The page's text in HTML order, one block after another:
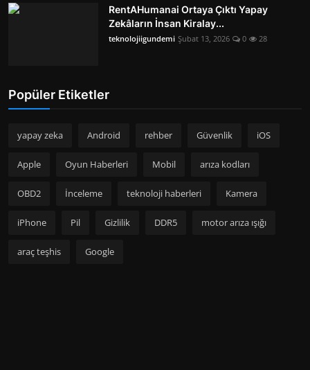
RentAHumanai Ortaya Çıktı Yapay
Zekâların İnsan Kiralay...
teknolojiigundemi Şubat 13, 2026 0 28
Popüler Etiketler
yapay zeka Android rehber Güvenlik iOS
Apple Oyun Haberleri Mobil arıza kodları
OBD2 İnceleme teknoloji haberleri Kamera
iPhone Pil Gizlilik DDR5 motor arıza ışığı
araç teşhis Google